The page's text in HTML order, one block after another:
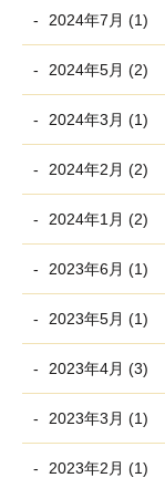
2024年7月 (1)
2024年5月 (2)
2024年3月 (1)
2024年2月 (2)
2024年1月 (2)
2023年6月 (1)
2023年5月 (1)
2023年4月 (3)
2023年3月 (1)
2023年2月 (1)